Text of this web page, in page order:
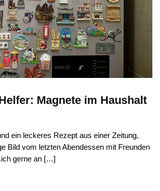
Magnete im Haushalt
ein leckeres Rezept aus einer Zeitung,
Bild vom letzten Abendessen mit Freunden
gerne an […]